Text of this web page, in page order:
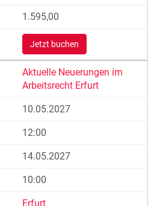
1.595,00
Jetzt buchen
Aktuelle Neuerungen im
Arbeitsrecht Erfurt
10.05.2027
12:00
14.05.2027
10:00
Erfurt